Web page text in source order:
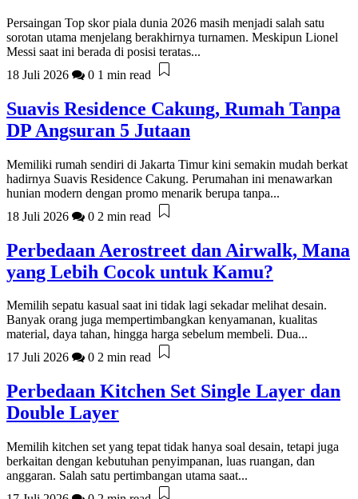
Persaingan Top skor piala dunia 2026 masih menjadi salah satu
sorotan utama menjelang berakhirnya turnamen. Meskipun Lionel
Messi saat ini berada di posisi teratas...
18 Juli 2026
0 1 min read
Suavis Residence Cakung, Rumah Tanpa
DP Angsuran 5 Jutaan
Memiliki rumah sendiri di Jakarta Timur kini semakin mudah berkat
hadirnya Suavis Residence Cakung. Perumahan ini menawarkan
hunian modern dengan promo menarik berupa tanpa...
18 Juli 2026
0 2 min read
Perbedaan Aerostreet dan Airwalk, Mana
yang Lebih Cocok untuk Kamu?
Memilih sepatu kasual saat ini tidak lagi sekadar melihat desain.
Banyak orang juga mempertimbangkan kenyamanan, kualitas
material, daya tahan, hingga harga sebelum membeli. Dua...
17 Juli 2026
0 2 min read
Perbedaan Kitchen Set Single Layer dan
Double Layer
Memilih kitchen set yang tepat tidak hanya soal desain, tetapi juga
berkaitan dengan kebutuhan penyimpanan, luas ruangan, dan
anggaran. Salah satu pertimbangan utama saat...